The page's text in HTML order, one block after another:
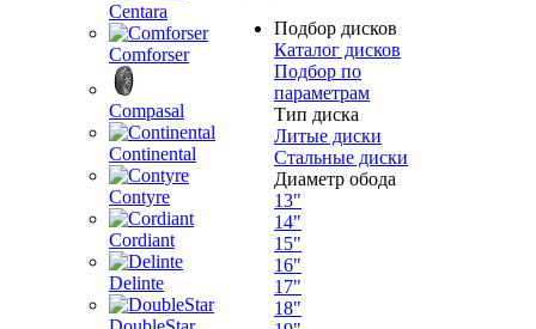
Centara
Comforser
Compasal
Continental
Contyre
Cordiant
Delinte
Подбор дисков
Каталог дисков
Подбор по
параметрам
Тип диска
Литые диски
Стальные диски
Диаметр обода
13"
14"
15"
16"
17"
18"